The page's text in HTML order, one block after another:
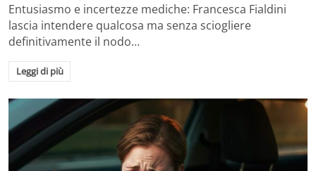
Entusiasmo e incertezze mediche: Francesca Fialdini
lascia intendere qualcosa ma senza sciogliere
definitivamente il nodo…
Leggi di più